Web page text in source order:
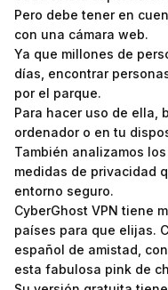
Pero debe tener en
con una cámara web.
Ya que millones de
días, encontrar
por el parque.
Para hacer uso de ella,
ordenador o en tu
También analizamos
medidas de privacidad
entorno seguro.
CyberGhost VPN tiene
países para que elijas.
español de amistad,
esta fabulosa pink de